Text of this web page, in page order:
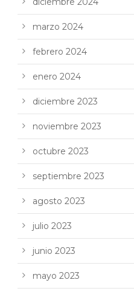
marzo 2024
febrero 2024
enero 2024
diciembre 2023
noviembre 2023
octubre 2023
septiembre 2023
agosto 2023
julio 2023
junio 2023
mayo 2023